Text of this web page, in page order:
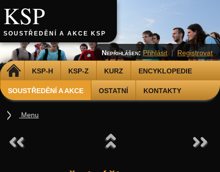
KSP
SOUSTŘEDĚNÍ A AKCE KSP
DOMŮ KSP-H KSP-Z KURZ ENCYKLOPEDIE
SOUSTŘEDĚNÍ A AKCE OSTATNÍ KONTAKTY
Nepřihlášen: Přihlásit | Registrovat
Menu
Podzimní 2026